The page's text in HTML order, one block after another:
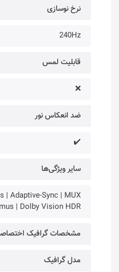
نرخ نوسازی
240Hz
قابلیت لمس
❌
ضد انعکاس نور
✔️
سایر ویژگی‌ها
| Adaptive-Sync | MUX
| Dolby Vision HDR
مشخصات گرافیک
مدل گرافیک